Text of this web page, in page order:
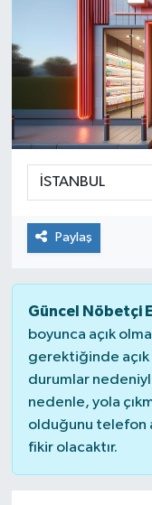
Paylaş
Güncel Nöbetçi
boyunca açık
gerektiğinde
durumlar
nedenle, yola
olduğunu telefon
fikir olacaktır.
Süper Lig
Tüm
Son Dakika
Haber Arşivi